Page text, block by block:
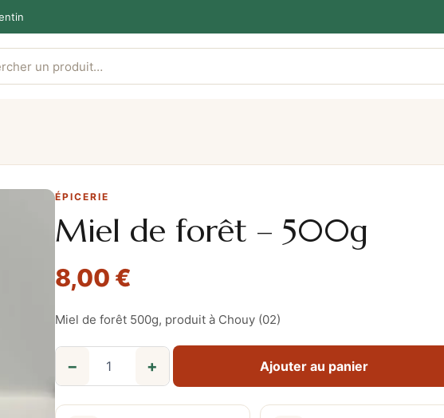
ÉPICERIE
Miel de forêt – 500g
8,00 €
Miel de forêt 500g, produit à Chouy (02)
u
− + Ajouter au panier